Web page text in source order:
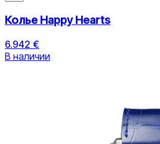
Колье Happy Hearts
6.942 €
В наличии